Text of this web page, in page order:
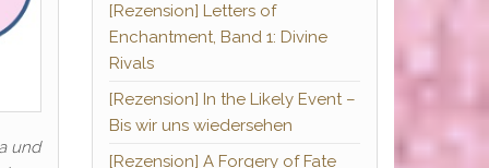
und
[Rezension] Letters of
Enchantment, Band 1: Divine
Rivals
[Rezension] In the Likely Event –
Bis wir uns wiedersehen
[Rezension] A Forgery of Fate